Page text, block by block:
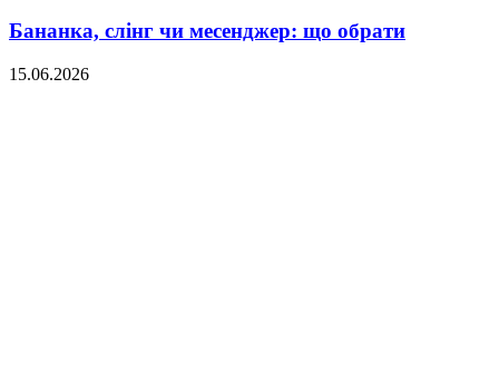
Бананка, слінг чи месенджер: що обрати
15.06.2026